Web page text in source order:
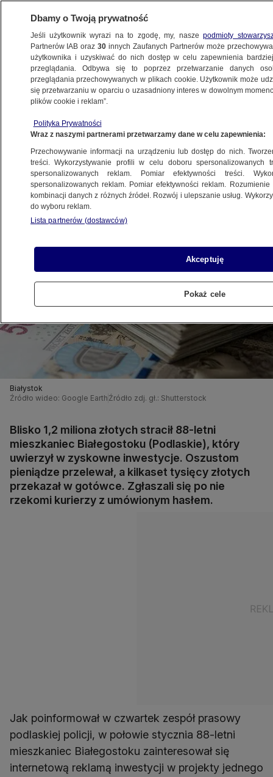
BIAŁYSTOK
do reklamówek. Stracił blisko 1,2 miliona
złotych
20.03.2025, 14:23
Udostępnij
Białystok
Źródło wideo: Google Earth Źródło zdj. gł.: Shutterstock
Blisko 1,2 miliona złotych stracił 88-letni
mieszkaniec Białegostoku (Podlaskie), który
uwierzył w zyskowne inwestycje. Oszustom
pieniądze przelewał, a kilkaset tysięcy złotych
przekazał w gotówce. Zgłaszali się po nie
rzekomi kurierzy z umówionym hasłem.
Jak poinformował w czwartek zespół prasowy
podlaskiej policji, w połowie stycznia 88-letni
mieszkaniec Białegostoku zainteresował się
internetową reklamą inwestycji w projekty jednego
Dbamy o Twoją prywatność
Jeśli użytkownik wyrazi na to zgodę, my, naszepodmioty
Partnerów IAB oraz30 innych Zaufanych Partnerów może
użytkownika i uzyskiwać do nich dostęp w celu zapewnienia
przeglądania. Odbywa się to poprzez przetwarzanie danych
przeglądania przechowywanych w plikach cookie. Użytkownik może
się przetwarzaniu w oparciu o uzasadniony interes w dowolnym
plików cookie i reklam”.
Polityka Prywatności
Wraz z naszymi partnerami przetwarzamy dane w celu zapewnienia:
Przechowywanie informacji na urządzeniu lub dostęp do nich.
treści. Wykorzystywanie profili w celu doboru spersonalizowanych
spersonalizowanych reklam. Pomiar efektywności treści.
spersonalizowanych reklam. Pomiar efektywności reklam.
kombinacji danych z różnych źródeł. Rozwój i ulepszanie usług.
do wyboru reklam.
Lista partnerów (dostawców)
Akceptuję
Pokaż cele